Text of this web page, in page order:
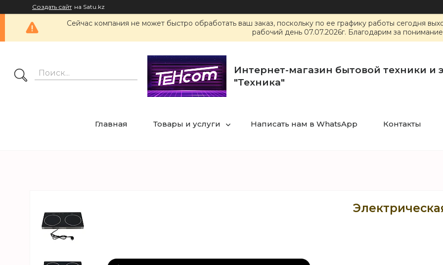
Создать сайт на Satu.kz
Сейчас компания не может быстро обработать ваш заказ, поскольку по ее графику работы сегодня
рабочий день 07.07.2026г. Благодарим за
Интернет-магазин бытовой техники и
"Техника"
Главная Товары и услуги Написать нам в WhatsApp Контакты